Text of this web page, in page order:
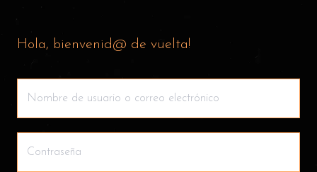
Hola, bienvenid@ de vuelta!